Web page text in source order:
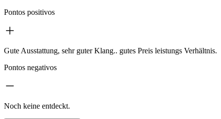
Pontos positivos
Gute Ausstattung, sehr guter Klang.. gutes Preis leistungs Verhältnis.
Pontos negativos
Noch keine entdeckt.